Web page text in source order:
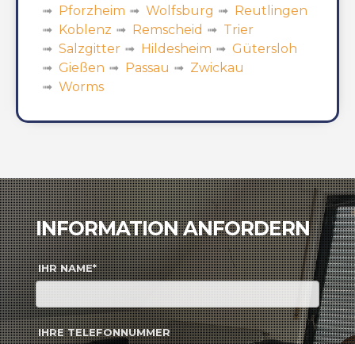
Pforzheim
Wolfsburg
Reutlingen
Koblenz
Remscheid
Trier
Salzgitter
Hildesheim
Gütersloh
Gießen
Passau
Zwickau
Worms
INFORMATION ANFORDERN
IHR NAME*
IHRE TELEFONNUMMER